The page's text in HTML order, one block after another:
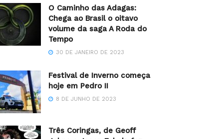
O Caminho das Adagas:
Chega ao Brasil o oitavo
volume da saga A Roda do
Tempo
30 DE JANEIRO DE 2023
Festival de Inverno começa
hoje em Pedro II
8 DE JUNHO DE 2023
Três Coringas, de Geoff